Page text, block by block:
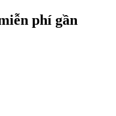
phí gần